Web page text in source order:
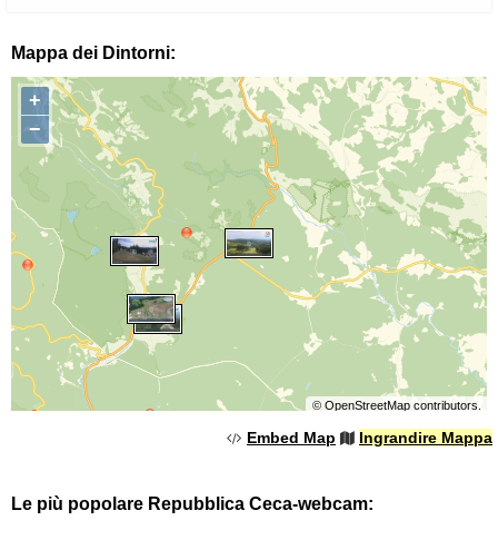
Mappa dei Dintorni:
+
−
© OpenStreetMapcontributors.
Embed Map Ingrandire Mappa
Le più popolare Repubblica Ceca-webcam: